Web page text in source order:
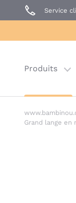
Service
Produits
Prêt à Porter
Last chance
Grand lange en